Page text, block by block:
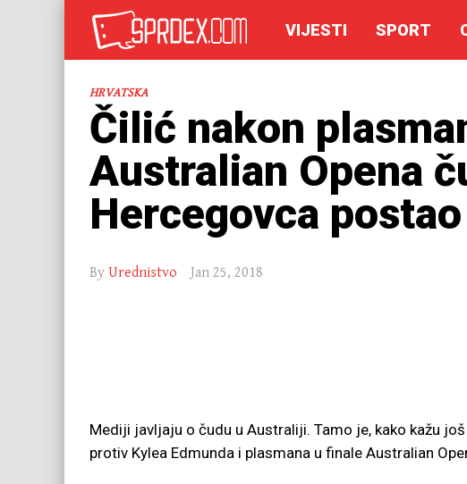
VIJESTI SPORT
HRVATSKA
Čilić nakon
Australian Opena
Hercegovca
By Urednistvo Jan 25, 2018
Mediji javljaju o čudu u Australiji. Tamo je, kako kažu
protiv Kylea Edmunda i plasmana u finale Australian